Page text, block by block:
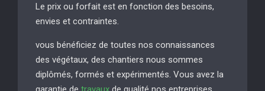
Le prix ou forfait est en fonction des besoins,
envies et contraintes.
vous bénéficiez de toutes nos connaissances
des végétaux, des chantiers nous sommes
diplômés, formés et expérimentés. Vous avez la